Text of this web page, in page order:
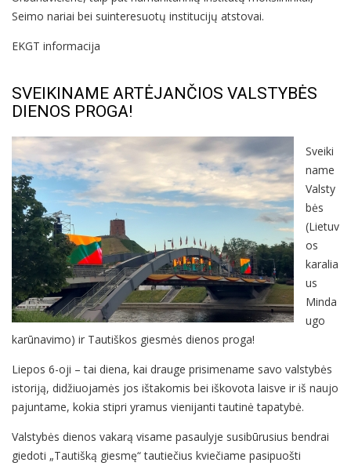
Seimo nariai bei suinteresuotų institucijų atstovai.
EKGT informacija
SVEIKINAME ARTĖJANČIOS VALSTYBĖS
DIENOS PROGA!
Sveiki
name
Valsty
bės
(Lietuv
os
karalia
us
Minda
ugo
karūnavimo) ir Tautiškos giesmės dienos proga!
Liepos 6-oji – tai diena, kai drauge prisimename savo valstybės
istoriją, didžiuojamės jos ištakomis bei iškovota laisve ir iš naujo
pajuntame, kokia stipri yramus vienijanti tautinė tapatybė.
Valstybės dienos vakarą visame pasaulyje susibūrusius bendrai
giedoti „Tautišką giesmę“ tautiečius kviečiame pasipuošti